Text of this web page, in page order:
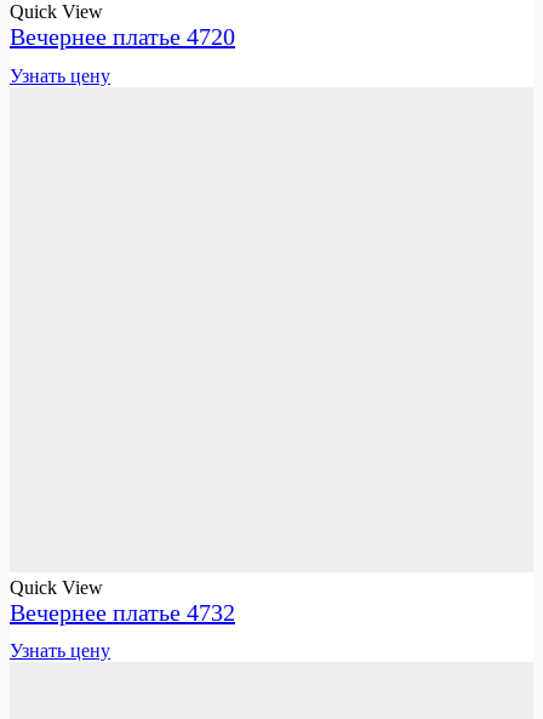
Quick View
Вечернее платье 4720
Узнать цену
Quick View
Вечернее платье 4732
Узнать цену